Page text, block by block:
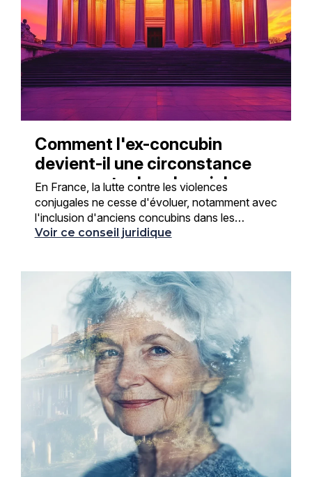
Comment l'ex-concubin
devient-il une circonstance
aggravante dans les violences
conjugales ?
En France, la lutte contre les violences
conjugales ne cesse d'évoluer, notamment avec
l'inclusion d'anciens concubins dans les
circonstances aggravantes. Comprendre cette
Voir ce conseil juridique